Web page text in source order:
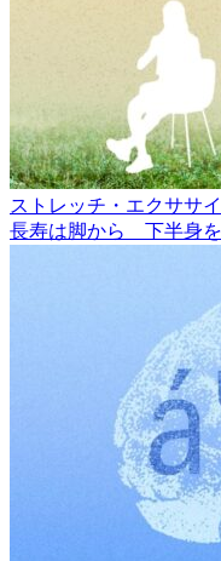
ストレッチ・エクササ
長寿は脚から 下半身